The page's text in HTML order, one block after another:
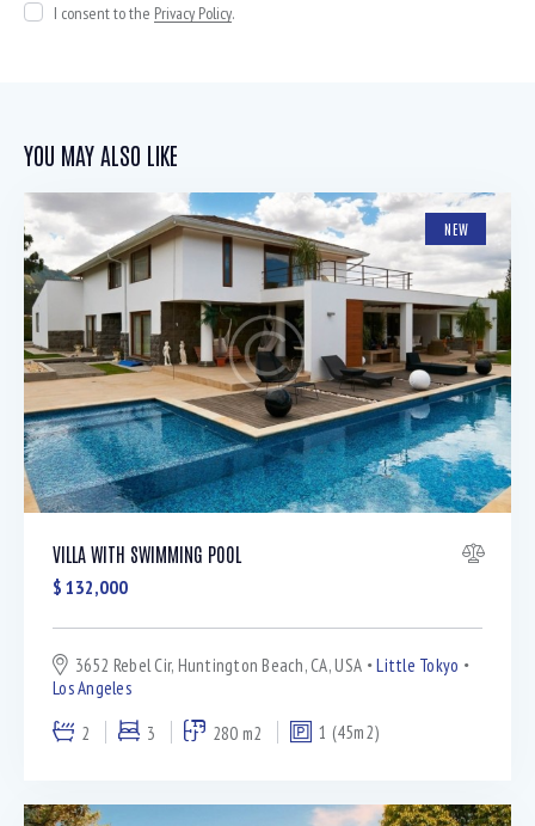
I consent to the Privacy Policy.
YOU MAY ALSO LIKE
NEW
VILLA WITH SWIMMING POOL
$ 132,000
3652 Rebel Cir, Huntington Beach, CA, USA
Little Tokyo
Los Angeles
2
3 280 m2 1 (45m2)